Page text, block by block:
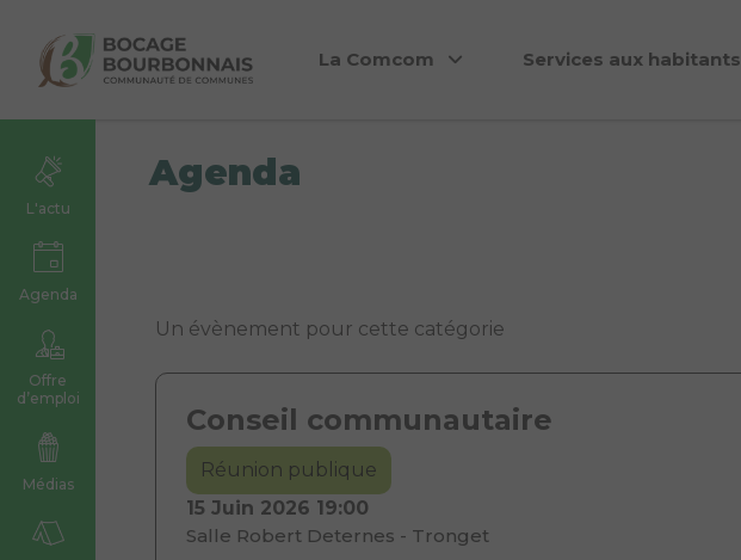
La Comcom Services aux habitants
Agenda
L'actu
Agenda
Offre
d’emploi
Médias
Un évènement pour cette catégorie
Conseil communautaire
Réunion publique
15 Juin 2026 19:00
Salle Robert Deternes - Tronget